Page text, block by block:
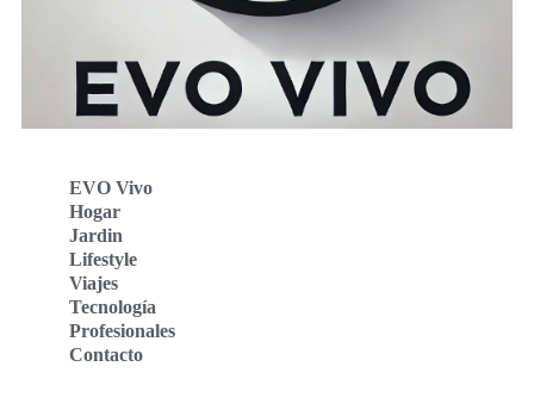
EVO Vivo
Hogar
Jardin
Lifestyle
Viajes
Tecnología
Profesionales
Contacto